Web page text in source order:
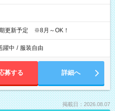
更新予定 ※8月～OK！
躍中 / 服装自由
募する 詳細へ
掲載日：2026.08.07